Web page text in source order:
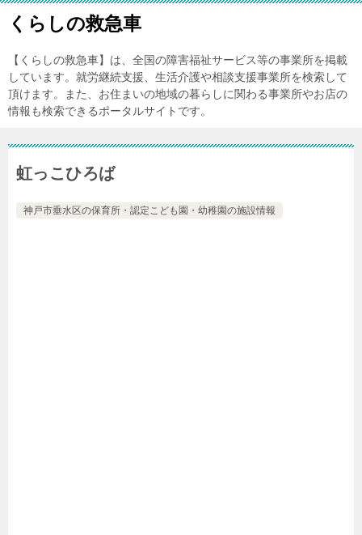
くらしの救急車
【くらしの救急車】は、全国の障害福祉サービス等の事業所を掲載
しています。就労継続支援、生活介護や相談支援事業所を検索して
頂けます。また、お住まいの地域の暮らしに関わる事業所やお店の
情報も検索できるポータルサイトです。
虹っこひろば
神戸市垂水区の保育所・認定こども園・幼稚園の施設情報